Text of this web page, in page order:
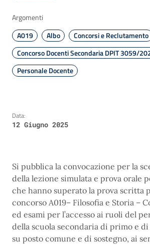
Argomenti
A019
Albo
Concorsi e Reclutamento
Concorso Docenti Secondaria DPIT 3059/
Personale Docente
Data:
12 Giugno 2025
Si pubblica la convocazione per la
della lezione simulata e prova orale
che hanno superato la prova scritta
concorso A019– Filosofia e Storia –
ed esami per l’accesso ai ruoli del
della scuola secondaria di primo e
su posto comune e di sostegno, ai